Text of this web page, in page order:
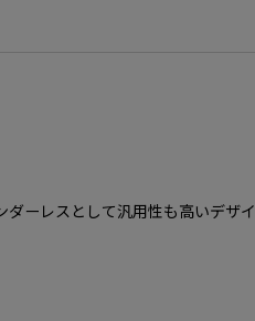
ーレスとして汎用性も高いデザ